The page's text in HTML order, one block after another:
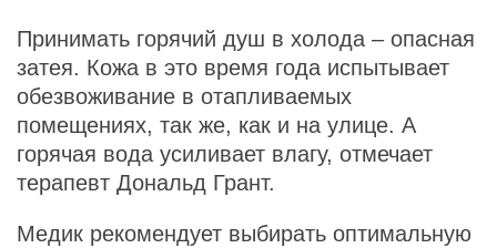
Принимать горячий душ в холода – опасная
затея. Кожа в это время года испытывает
обезвоживание в отапливаемых
помещениях, так же, как и на улице. А
горячая вода усиливает влагу, отмечает
терапевт Дональд Грант.
Медик рекомендует выбирать оптимальную